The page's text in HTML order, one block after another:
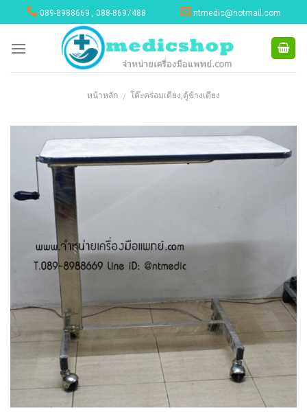
to
content
089-8988669 , 088-8697488 ntmedic@hotmail.com
หน้าหลัก / โต๊ะคร่อมเตียง,ตู้ข้างเตียง